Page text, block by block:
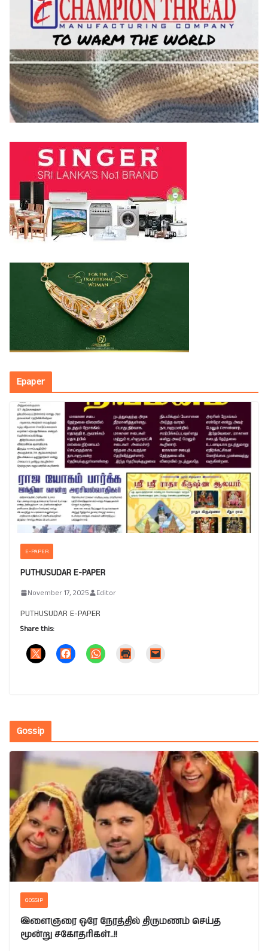
Epaper
E-PAPER
PUTHUSUDAR E-PAPER
November 17, 2025 Editor
PUTHUSUDAR E-PAPER
Share this:
Gossip
GOSSIP
இளைஞரை ஒரே நேரத்தில் திருமணம் செய்த
மூன்று சகோதரிகள்..!!